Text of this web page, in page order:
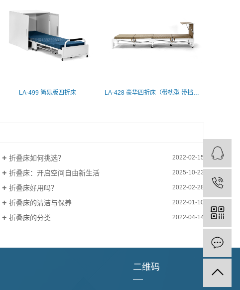
LA-499 简易版四折床
折叠床如何挑选？ 2022-02-15
折叠床：开启空间自由新生活 2025-10-23
折叠床好用吗？ 2022-02-28
折叠床的清洁与保养 2022-01-10
折叠床的分类 2022-04-14
二维码